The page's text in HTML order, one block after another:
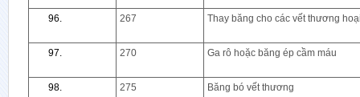
267 Thay băng cho các vết thương
270 Ga rô hoặc băng ép cầm máu
275 Băng bó vết thương